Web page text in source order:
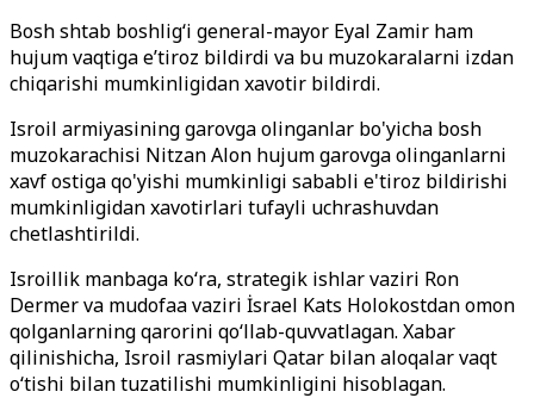
Bosh shtab boshlig‘i general-mayor Eyal Zamir ham
hujum vaqtiga e’tiroz bildirdi va bu muzokaralarni izdan
chiqarishi mumkinligidan xavotir bildirdi.
Isroil armiyasining garovga olinganlar bo'yicha bosh
muzokarachisi Nitzan Alon hujum garovga olinganlarni
xavf ostiga qo'yishi mumkinligi sababli e'tiroz bildirishi
mumkinligidan xavotirlari tufayli uchrashuvdan
chetlashtirildi.
Isroillik manbaga ko‘ra, strategik ishlar vaziri Ron
Dermer va mudofaa vaziri İsrael Kats Holokostdan omon
qolganlarning qarorini qo‘llab-quvvatlagan. Xabar
qilinishicha, Isroil rasmiylari Qatar bilan aloqalar vaqt
o‘tishi bilan tuzatilishi mumkinligini hisoblagan.